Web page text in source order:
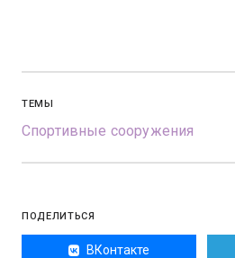
ТЕМЫ
Спортивные сооружения
ПОДЕЛИТЬСЯ
ВКонтакте